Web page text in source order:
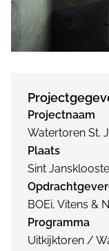
Projectnaam
Watertoren St.
Plaats
Sint
BOEi, Vitens &
Programma
Uitkijktoren /